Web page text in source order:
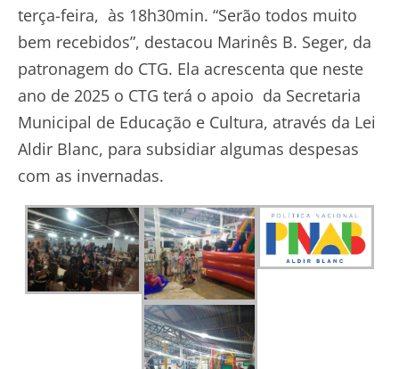
terça-feira, às 18h30min. “Serão todos muito
bem recebidos”, destacou Marinês B. Seger, da
patronagem do CTG. Ela acrescenta que neste
ano de 2025 o CTG terá o apoio da Secretaria
Municipal de Educação e Cultura, através da Lei
Aldir Blanc, para subsidiar algumas despesas
com as invernadas.